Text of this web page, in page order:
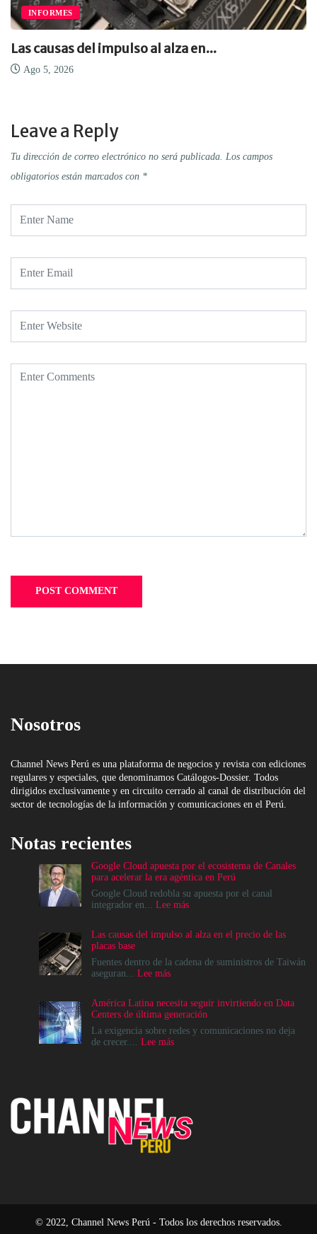
INFORMES
Las causas del impulso al alza en...
Ago 5, 2026
Leave a Reply
Tu dirección de correo electrónico no será publicada. Los campos
obligatorios están marcados con *
Nosotros
Channel News Perú es una plataforma de negocios y revista con ediciones
regulares y especiales, que denominamos Catálogos-Dossier. Todos
dirigidos exclusivamente y en circuito cerrado al canal de distribución del
sector de tecnologías de la información y comunicaciones en el Perú.
Notas recientes
Google Cloud apuesta por el ecosistema de Canales
para acelerar la era agéntica en Perú
Google Cloud redobla su apuesta por el canal
integrador en... Lee más:
apuesta
el
para
acelerar
la
era
Las causas del impulso al alza en el precio de las
placas base
Fuentes dentro de la cadena de suministros de Taiwán
aseguran... Lee más:
del
impulso
al
alza
base
América Latina necesita seguir invirtiendo en Data
Centers de última generación
La exigencia sobre redes y comunicaciones no deja
de crecer.... Lee más:
Data
Centers
de
© 2022, Channel News Perú - Todos los derechos reservados.